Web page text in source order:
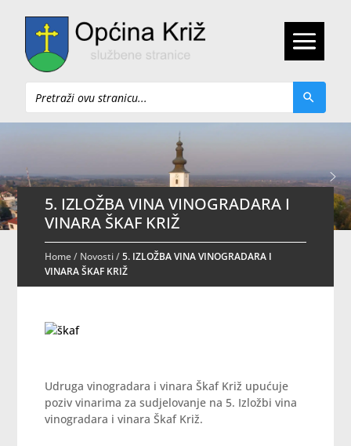
Pretraži
5. IZLOŽBA VINA VINOGRADARA I
VINARA ŠKAF KRIŽ
Home/ Novosti/5. IZLOŽBA VINA VINOGRADARA I
VINARA ŠKAF KRIŽ
Udruga vinogradara i vinara Škaf Križ upućuje
poziv vinarima za sudjelovanje na 5. Izložbi vina
vinogradara i vinara Škaf Križ.